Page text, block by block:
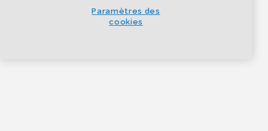
Paramètres des
cookies